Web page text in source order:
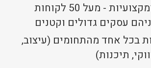
מיומנות ומקצועיות - מעל 50 לקוחות
עסקים גדולים וקטנים
בכל אחד מהתחומים (עיצוב,
תיכנות)